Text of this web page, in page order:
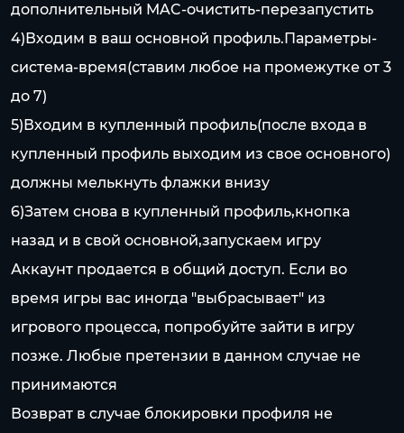
дополнительный MAC-очистить-перезапустить
4)Входим в ваш основной профиль.Параметры-
система-время(ставим любое на промежутке от 3
до 7)
5)Входим в купленный профиль(после входа в
купленный профиль выходим из свое основного)
должны мелькнуть флажки внизу
6)Затем снова в купленный профиль,кнопка
назад и в свой основной,запускаем игру
Аккаунт продается в общий доступ. Если во
время игры вас иногда "выбрасывает" из
игрового процесса, попробуйте зайти в игру
позже. Любые претензии в данном случае не
принимаются
Возврат в случае блокировки профиля не